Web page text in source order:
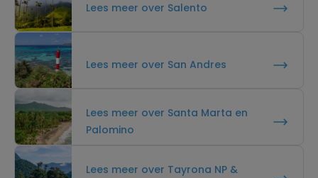
Lees meer over Salento
Lees meer over San Andres
Lees meer over Santa Marta en
Palomino
Lees meer over Tayrona NP &